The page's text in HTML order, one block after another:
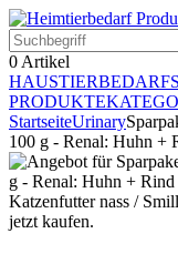
0 Artikel
HAUSTIERBEDARF
PRODUKTE
StartseiteUrinary
100 g - Renal: Huhn +